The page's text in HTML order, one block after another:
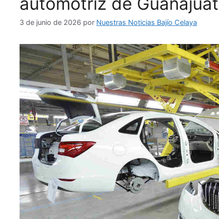
3 de junio de 2026 por Nuestras Noticias Bajío Celaya